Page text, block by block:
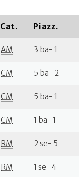
Cat. Piazz.
AM 3 ba- 1
CM 5 ba- 2
CM 5 ba- 1
CM 1 ba- 1
RM 2 se- 5
RM 1 se- 4